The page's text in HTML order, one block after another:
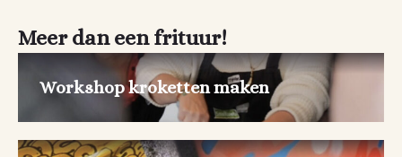
Meer dan een frituur!
Workshop kroketten maken